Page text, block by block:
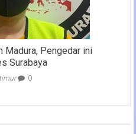
Madura, Pengedar ini
Surabaya
0